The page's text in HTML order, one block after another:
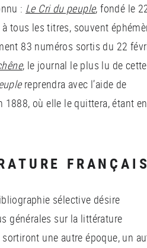
: Le Cri du peuple, fondé le
tous les titres, souvent
83 numéros sortis du 22
, le journal le plus lu de cette
reprendra avec l’aide de
1888, où elle le quittera, étant en
sélective désire
générales sur la littérature
une autre époque, un